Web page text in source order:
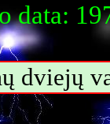
data:
dviejų